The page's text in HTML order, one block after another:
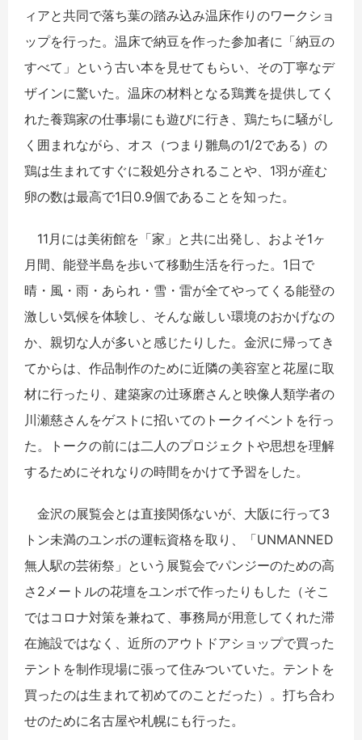
ィアと共同で落ち葉の踏み込み温床作りのワークショ
ップを行った。温床で納豆を作った参加者に「納豆の
すべて」という古い本を見せてもらい、その丁寧なデ
ザインに驚いた。温床の材料となる鶏糞を提供してく
れた養鶏家の仕事場にも遊びに行き、鶏たちに騒がし
く囲まれながら、オス（つまり雛鳥の1/2である）の
鶏は生まれてすぐに殺処分されることや、1羽が産む
卵の数は最高で1日0.9個であることを知った。
11月には美術館を「家」と共に出発し、およそ1ヶ
月間、能登半島を歩いて移動生活を行った。1日で
晴・風・雨・あられ・雪・雷が全てやってくる能登の
激しい気候を体験し、そんな厳しい環境のおかげなの
か、親切な人が多いと感じたりした。金沢に帰ってき
てからは、作品制作のために近隣の美容室と花屋に取
材に行ったり、建築家の辻琢磨さんと映像人類学者の
川瀬慈さんをゲストに招いてのトークイベントを行っ
た。トークの前には二人のプロジェクトや思想を理解
するためにそれなりの時間をかけて予習をした。
金沢の展覧会とは直接関係ないが、大阪に行って3
トン未満のユンボの運転資格を取り、「UNMANNED
無人駅の芸術祭」という展覧会でパンジーのための高
さ2メートルの花壇をユンボで作ったりもした（そこ
ではコロナ対策を兼ねて、事務局が用意してくれた滞
在施設ではなく、近所のアウトドアショップで買った
テントを制作現場に張って住みついていた。テントを
買ったのは生まれて初めてのことだった）。打ち合わ
せのために名古屋や札幌にも行った。